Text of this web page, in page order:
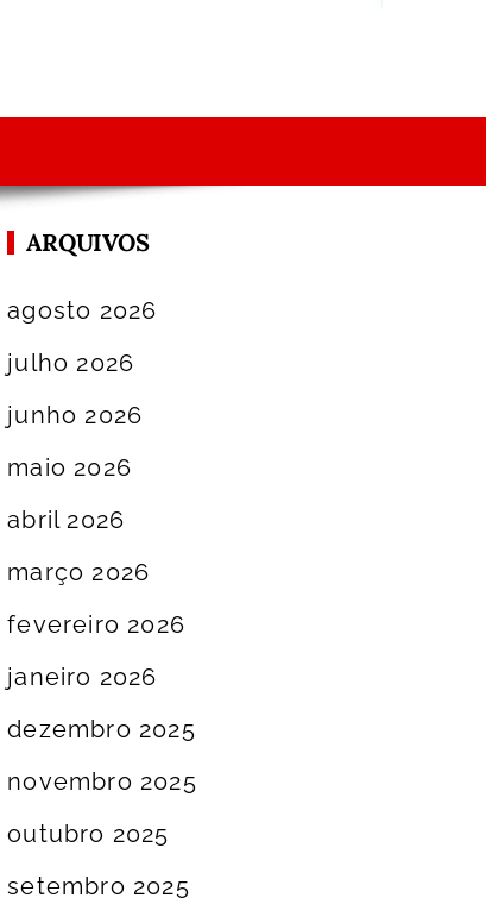
ARQUIVOS
agosto 2026
julho 2026
junho 2026
maio 2026
abril 2026
março 2026
fevereiro 2026
janeiro 2026
dezembro 2025
novembro 2025
outubro 2025
setembro 2025